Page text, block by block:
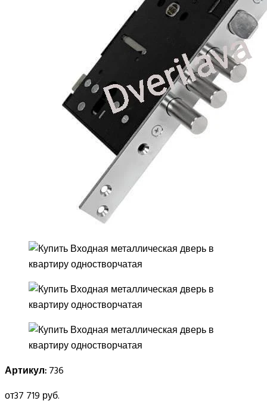
Артикул:736
от37 719 руб.